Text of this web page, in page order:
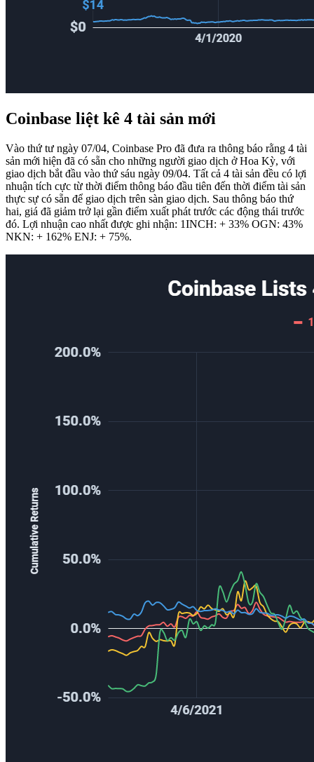
Coinbase liệt kê 4 tài sản mới
Vào thứ tư ngày 07/04, Coinbase Pro đã đưa ra thông báo rằng 4 tài
sản mới hiện đã có sẵn cho những người giao dịch ở Hoa Kỳ, với
giao dịch bắt đầu vào thứ sáu ngày 09/04. Tất cả 4 tài sản đều có lợi
nhuận tích cực từ thời điểm thông báo đầu tiên đến thời điểm tài sản
thực sự có sẵn để giao dịch trên sàn giao dịch. Sau thông báo thứ
hai, giá đã giảm trở lại gần điểm xuất phát trước các động thái trước
đó. Lợi nhuận cao nhất được ghi nhận: 1INCH: + 33% OGN: 43%
NKN: + 162% ENJ: + 75%.